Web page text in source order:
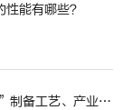
能有哪些？
产业链及主要应用